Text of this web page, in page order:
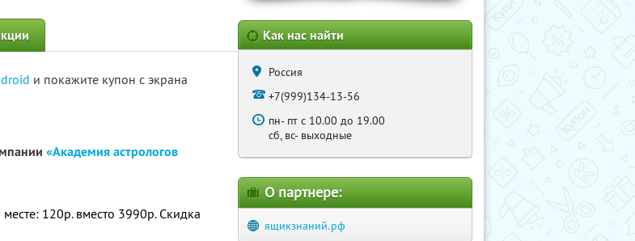
и покажите купон с экрана
«Академия астрологов
120р. вместо 3990р. Скидка
Как нас найти
Россия
+7(999)134-13-56
пн- пт с 10.00 до 19.00
сб, вс- выходные
О партнере:
ящикзнаний.рф